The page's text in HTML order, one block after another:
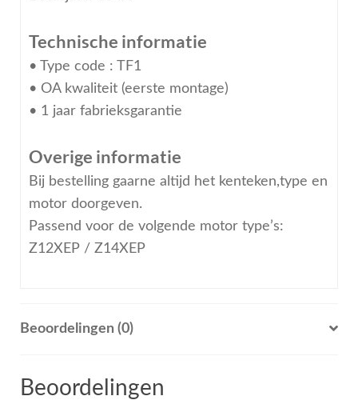
Technische informatie
• Type code : TF1
• OA kwaliteit (eerste montage)
• 1 jaar fabrieksgarantie
Overige informatie
Bij bestelling gaarne altijd het kenteken,type en
motor doorgeven.
Passend voor de volgende motor type’s:
Z12XEP / Z14XEP
Beoordelingen (0)
Beoordelingen